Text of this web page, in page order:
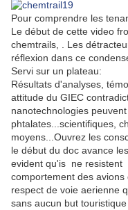
Pour comprendre les
Le début de cette video
chemtrails, . Les
réflexion dans ce
Servi sur un plateau:
Résultats d'analyses,
attitude du GIEC
nanotechnologies
phtalates...scientifiques,
moyens...Ouvrez les
le début du doc avance
evident qu'is ne resistent
comportement des
respect de voie aerienne
sans aucun but